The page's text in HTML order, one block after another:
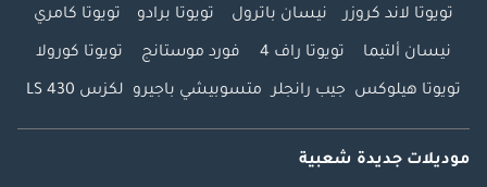
تويوتا لاند كروزر نيسان باترول تويوتا برادو تويوتا كامري
نيسان ألتيما تويوتا راف 4 فورد موستانج تويوتا كورولا
تويوتا هيلوكس جيب رانجلر متسوبيشي باجيرو لكزس LS 430
موديلات جديدة شعبية